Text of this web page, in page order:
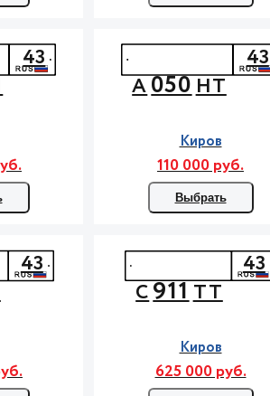
43
А050НТ
43
Киров
110 000 руб.
Выбрать
43
С911ТТ
43
Киров
625 000 руб.